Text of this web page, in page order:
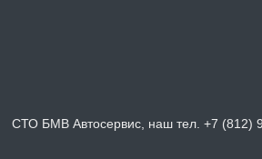
СТО БМВ Автосервис, наш тел. +7 (812)